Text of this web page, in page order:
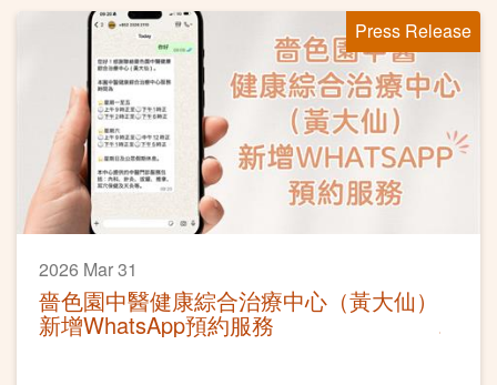
Press Release
2026 Mar 31
嗇色園中醫健康綜合治療中心（黃大仙）
新增WhatsApp預約服務